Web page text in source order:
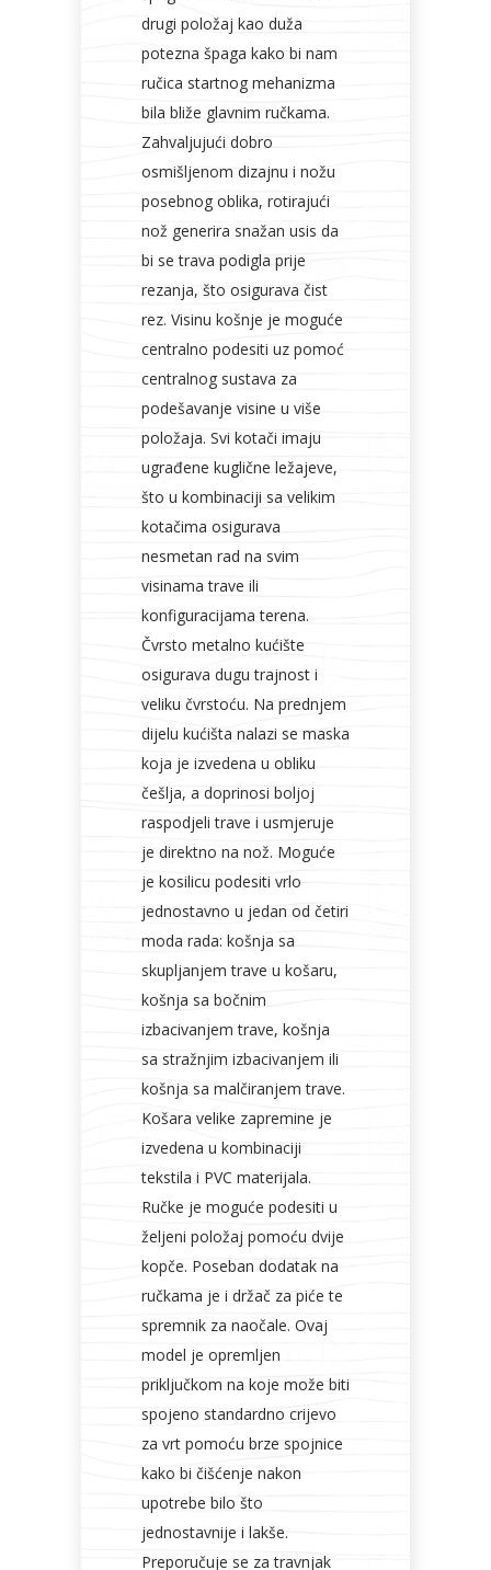
drugi položaj kao duža
potezna špaga kako bi nam
ručica startnog mehanizma
bila bliže glavnim ručkama.
Zahvaljujući dobro
osmišljenom dizajnu i nožu
posebnog oblika, rotirajući
nož generira snažan usis da
bi se trava podigla prije
rezanja, što osigurava čist
rez. Visinu košnje je moguće
centralno podesiti uz pomoć
centralnog sustava za
podešavanje visine u više
položaja. Svi kotači imaju
ugrađene kuglične ležajeve,
što u kombinaciji sa velikim
kotačima osigurava
nesmetan rad na svim
visinama trave ili
konfiguracijama terena.
Čvrsto metalno kućište
osigurava dugu trajnost i
veliku čvrstoću. Na prednjem
dijelu kućišta nalazi se maska
koja je izvedena u obliku
češlja, a doprinosi boljoj
raspodjeli trave i usmjeruje
je direktno na nož. Moguće
je kosilicu podesiti vrlo
jednostavno u jedan od četiri
moda rada: košnja sa
skupljanjem trave u košaru,
košnja sa bočnim
izbacivanjem trave, košnja
sa stražnjim izbacivanjem ili
košnja sa malčiranjem trave.
Košara velike zapremine je
izvedena u kombinaciji
tekstila i PVC materijala.
Ručke je moguće podesiti u
željeni položaj pomoću dvije
kopče. Poseban dodatak na
ručkama je i držač za piće te
spremnik za naočale. Ovaj
model je opremljen
priključkom na koje može biti
spojeno standardno crijevo
za vrt pomoću brze spojnice
kako bi čišćenje nakon
upotrebe bilo što
jednostavnije i lakše.
Preporučuje se za travnjak